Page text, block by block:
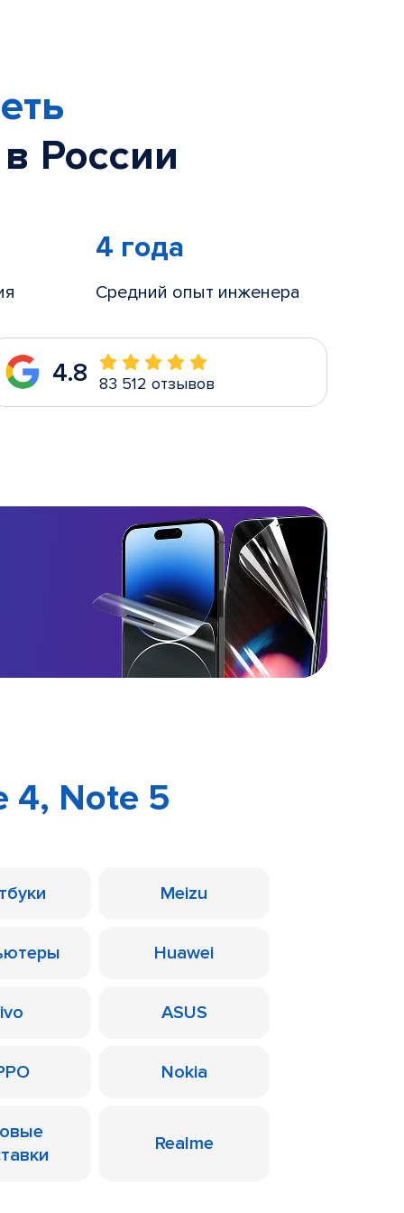
России
4 года
Средний опыт инженера
4.8 83 512 отзывов
4, Note 5
Meizu
Huawei
ASUS
Nokia
Realme